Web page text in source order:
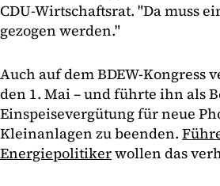
CDU-Wirtschaftsrat. "Da muss
gezogen werden."
Auch auf dem BDEW-Kongress
den 1. Mai – und führte ihn als
Einspeisevergütung für neue
Kleinanlagen zu beenden.
Energiepolitikerwollen das